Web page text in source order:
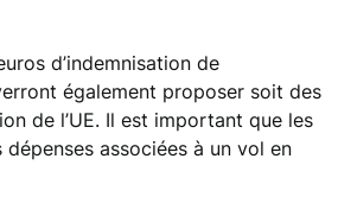
d’indemnisation de
également proposer soit des
de l’UE. Il est important que les
associées à un vol en